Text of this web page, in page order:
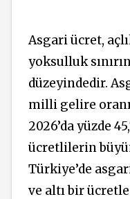
Asgari ücret,
yoksulluk
düzeyindedir.
milli gelire oranı
2026’da yüzde
ücretlilerin
Türkiye’de
ve altı bir